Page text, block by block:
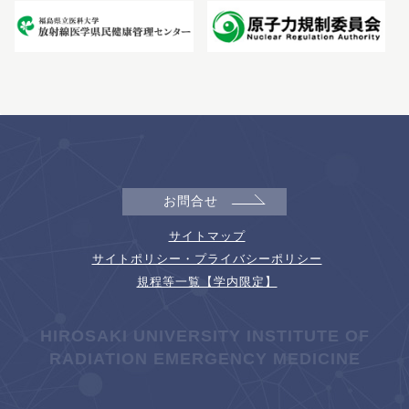
お問合せ
サイトマップ
サイトポリシー・プライバシーポリシー
規程等一覧【学内限定】
HIROSAKI UNIVERSITY INSTITUTE OF
RADIATION EMERGENCY MEDICINE